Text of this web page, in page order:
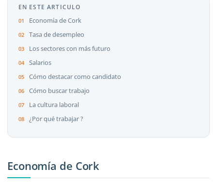
EN ESTE ARTICULO
Economía de Cork
Tasa de desempleo
Los sectores con más futuro
Salarios
Cómo destacar como candidato
Cómo buscar trabajo
La cultura laboral
¿Por qué trabajar ?
Economía de Cork